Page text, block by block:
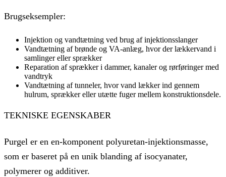
Brugseksempler:
Injektion og vandtætning ved brug af injektionsslanger
Vandtætning af brønde og VA-anlæg, hvor der lækkervand i
samlinger eller sprækker
Reparation af sprækker i dammer, kanaler og rørføringer med
vandtryk
Vandtætning af tunneler, hvor vand lækker ind gennem
hulrum, sprækker eller utætte fuger mellem konstruktionsdele.
TEKNISKE EGENSKABER
Purgel er en en-komponent polyuretan-injektionsmasse,
som er baseret på en unik blanding af isocyanater,
polymerer og additiver.